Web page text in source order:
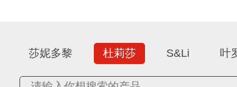
莎妮多黎 杜莉莎 S&Li 叶